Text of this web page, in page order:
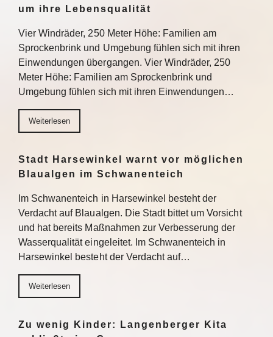
um ihre Lebensqualität
Vier Windräder, 250 Meter Höhe: Familien am
Sprockenbrink und Umgebung fühlen sich mit ihren
Einwendungen übergangen. Vier Windräder, 250
Meter Höhe: Familien am Sprockenbrink und
Umgebung fühlen sich mit ihren Einwendungen…
Weiterlesen
Stadt Harsewinkel warnt vor möglichen
Blaualgen im Schwanenteich
Im Schwanenteich in Harsewinkel besteht der
Verdacht auf Blaualgen. Die Stadt bittet um Vorsicht
und hat bereits Maßnahmen zur Verbesserung der
Wasserqualität eingeleitet. Im Schwanenteich in
Harsewinkel besteht der Verdacht auf…
Weiterlesen
Zu wenig Kinder: Langenberger Kita